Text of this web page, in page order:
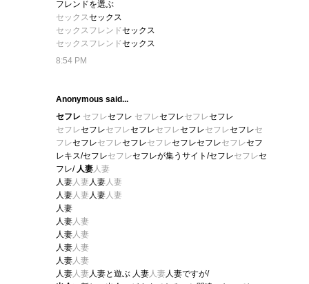
フレンドを選ぶ
セックスセックス
セックスフレンドセックス
セックスフレンドセックス
8:54 PM
Anonymous said...
セフレ セフレセフレ セフレセフレセフレセフレ
セフレセフレセフレセフレセフレセフレセフレセフレセ
フレセフレセフレセフレセフレセフレセフレセフレセフ
レキス/セフレセフレセフレが集うサイト/セフレセフレセ
フレ/ 人妻人妻
人妻人妻 人妻人妻
人妻人妻 人妻人妻
人妻
人妻人妻
人妻人妻
人妻人妻
人妻人妻
人妻人妻 人妻と遊ぶ 人妻人妻 人妻ですが/